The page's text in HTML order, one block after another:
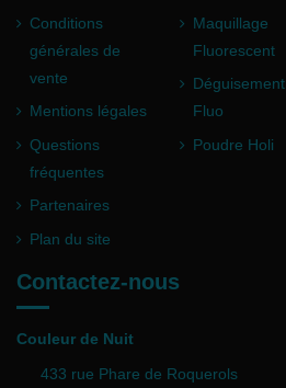
Conditions
générales de
vente
Mentions légales
Questions
fréquentes
Partenaires
Plan du site
Maquillage
Fluorescent
Déguisement
Fluo
Poudre Holi
Contactez-nous
Couleur de Nuit
433 rue Phare de Roquerols